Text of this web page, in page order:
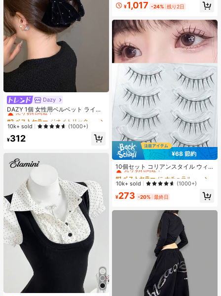
Dazy
DAZY 1個 女性用ベルベット ライン
ストーン 大きなダブルリボン ヘアク
ロウクリップ、エレガントでかわい
いファッション、学校、パーティ
ー、バレエ、デイリーウェアに最適
なヘアアクセサリー、エレガントな
アウトフィットに最適
#2 ベストセラー
売り切れ間近！
#2 ベストセラー
売り切れ間近！
#2 ベストセラー
売り切れ間近！
#2 ベストセラー
ジオメトリック 女性のヘアアクセサリー
売り切れ間近！
10k+ sold (1000+)
¥312
プ 記念デザイン 半袖 メンズ レディ
ース ゆったり 推し活グッズファン向
¥1,017 -24% 残り2日
¥68 節約
10個セット コリアンスタイル ウィ
スピー 細い つけまつげ 自己接着式
アイライナー付き、透明感と際立つ
外観
#1 ベストセラー
に ナチュラル つけまつげ
売り切れ間近！
#1 ベストセラー
売り切れ間近！
#1 ベストセラー
売り切れ間近！
#1 ベストセラー
売り切れ間近！
10k+ sold (1000+)
¥273 -20% 最終日